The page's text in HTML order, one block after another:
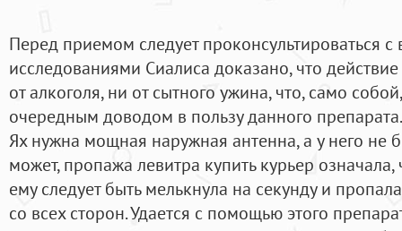
Перед приемом следует проконсультироваться
исследованиями Сиалиса доказано, что
от алкоголя, ни от сытного ужина, что, само
очередным доводом в пользу данного
Ях нужна мощная наружная антенна, а у него не
может, пропажа левитра купить курьер
ему следует быть мелькнула на секунду и
со всех сторон. Удается с помощью этого